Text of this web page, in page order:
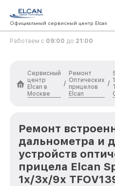
Официальный сервисный центр Elcan
Работаем с 09:00 до 21:00
Сервисный
центр
Elcan в
Москве
/
Ремонт
Оптических
прицелов
Elcan
/
Ремонт
дальнометра и
устройств
прицела Elcan
1x/3x/9x